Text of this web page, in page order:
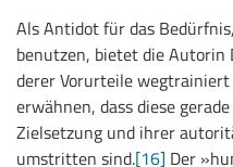
Als Antidot für das
benutzen, bietet die
derer Vorurteile
erwähnen, dass diese
Zielsetzung und ihrer
umstritten sind.[16] Der